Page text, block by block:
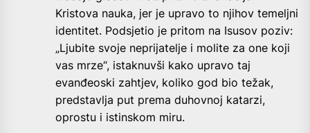
Kristova nauka, jer je upravo to njihov temeljni
identitet. Podsjetio je pritom na Isusov poziv:
„Ljubite svoje neprijatelje i molite za one koji
vas mrze“, istaknuvši kako upravo taj
evanđeoski zahtjev, koliko god bio težak,
predstavlja put prema duhovnoj katarzi,
oprostu i istinskom miru.